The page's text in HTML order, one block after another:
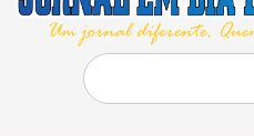
Pesquisar
por: